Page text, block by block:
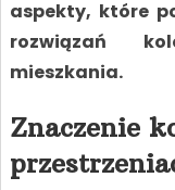
aspekty, które
rozwiązań
mieszkania.
Znaczenie